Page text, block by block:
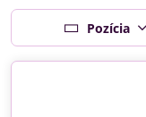
Pozícia